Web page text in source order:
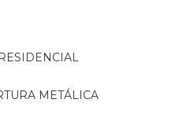
METÁLICA